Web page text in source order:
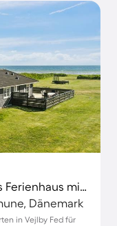
Voll ausgestattetes geräumiges Ferienhaus mit Garten, Terrasse und Grill | Meerblick
Dänemark
in Vejlby Fed für